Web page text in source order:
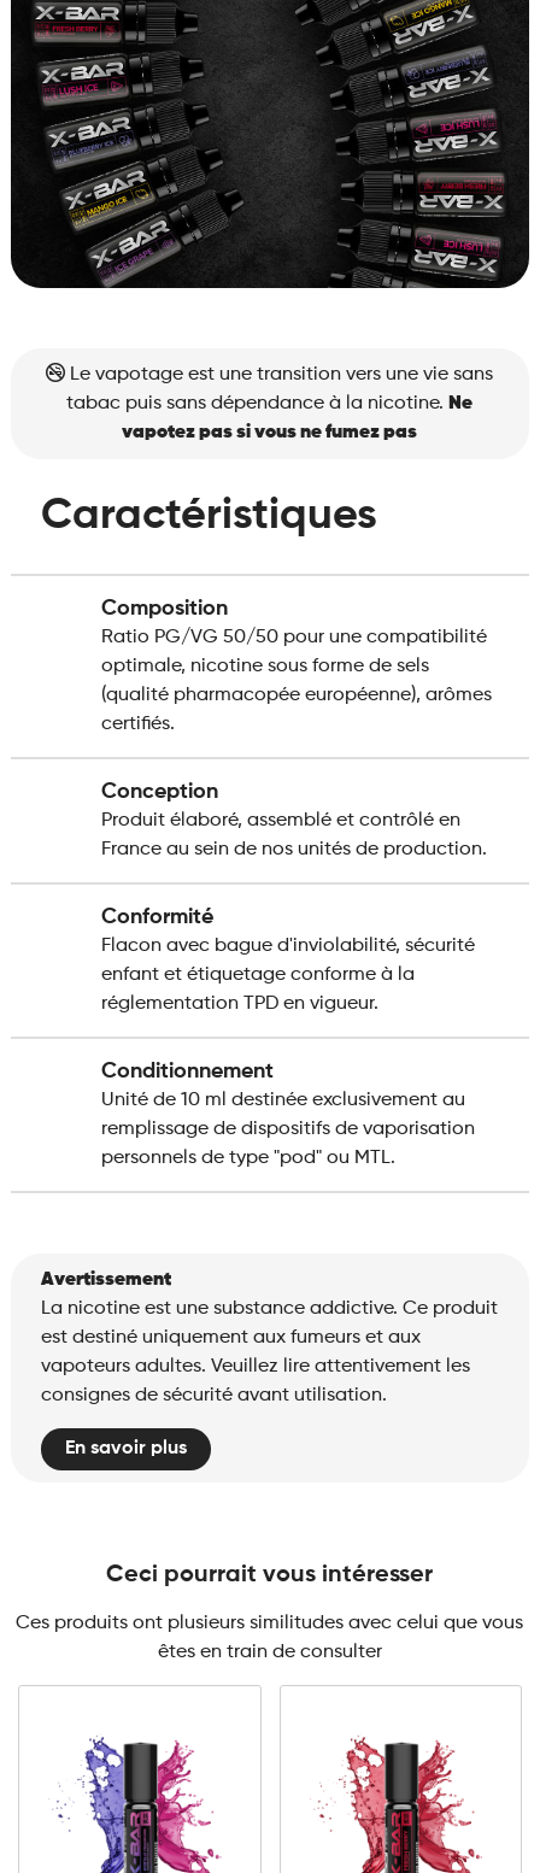
Le vapotage est une transition vers une vie sans
tabac puis sans dépendance à la nicotine. Ne
vapotez pas si vous ne fumez pas
Caractéristiques
Composition
Ratio PG/VG 50/50 pour une compatibilité
optimale, nicotine sous forme de sels
(qualité pharmacopée européenne), arômes
certifiés.
Conception
Produit élaboré, assemblé et contrôlé en
France au sein de nos unités de production.
Conformité
Flacon avec bague d'inviolabilité, sécurité
enfant et étiquetage conforme à la
réglementation TPD en vigueur.
Conditionnement
Unité de 10 ml destinée exclusivement au
remplissage de dispositifs de vaporisation
personnels de type "pod" ou MTL.
Avertissement
La nicotine est une substance addictive. Ce produit
est destiné uniquement aux fumeurs et aux
vapoteurs adultes. Veuillez lire attentivement les
consignes de sécurité avant utilisation.
En savoir plus
Ceci pourrait vous intéresser
Ces produits ont plusieurs similitudes avec celui que vous
êtes en train de consulter
3mg Classic
6mg Classic
3mg Classic
6mg Classic